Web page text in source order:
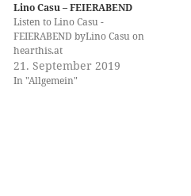
Lino Casu – FEIERABEND
Listen to Lino Casu -
FEIERABEND byLino Casu on
hearthis.at
21. September 2019
In "Allgemein"